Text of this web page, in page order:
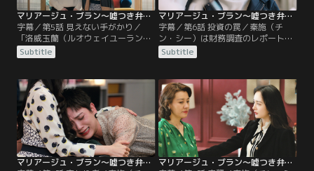
マリアージュ・ブラン～嘘つき弁護士の愛の法則～ 第05話／字幕
字幕／第5話 見えない手がかり／
「洛威玉蘭（ルオウェイユーラン）
は怪しい」という陽華（ヤン・ホ
ワ）の言葉をきっかけに調査を始め
がかりがつかめないまま女性経営者
協会との契約の時刻が近づいてい
た。一方、陽華の母は秦施との仲が
偽装であることを疑い、3か月を待
たず、すぐ結婚するよう2人を急か
す作戦に出る。
Subtitle
マリアージュ・ブラン～嘘つき弁護士の愛の法則～ 第06話／字幕
字幕／第6話 投資の罠／秦施（チ
ン・シー）は財務調査のレポートを
唐伊慧（タン・イーフイ）に提出
し、洛威玉蘭（ルオウェイユーラ
な点が多いと指摘。女性経営者協会
との顧問契約を中止するよう力説す
るが、すでに洛威玉蘭に大金を投資
していた唐伊慧は、秦施にレポート
の信憑性を問いただす。事態の深刻
さに気づいた唐伊慧は…。
Subtitle
マリアージュ・ブラン～嘘つき弁護士の愛の法則～ 第07話／字幕
マリアージュ・ブラン～嘘つき弁護士の愛の法則～ 第08話／字幕